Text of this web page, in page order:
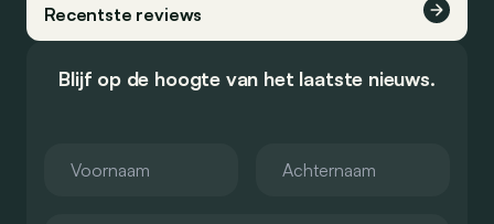
Recentste reviews
Blijf op de hoogte van het laatste nieuws.